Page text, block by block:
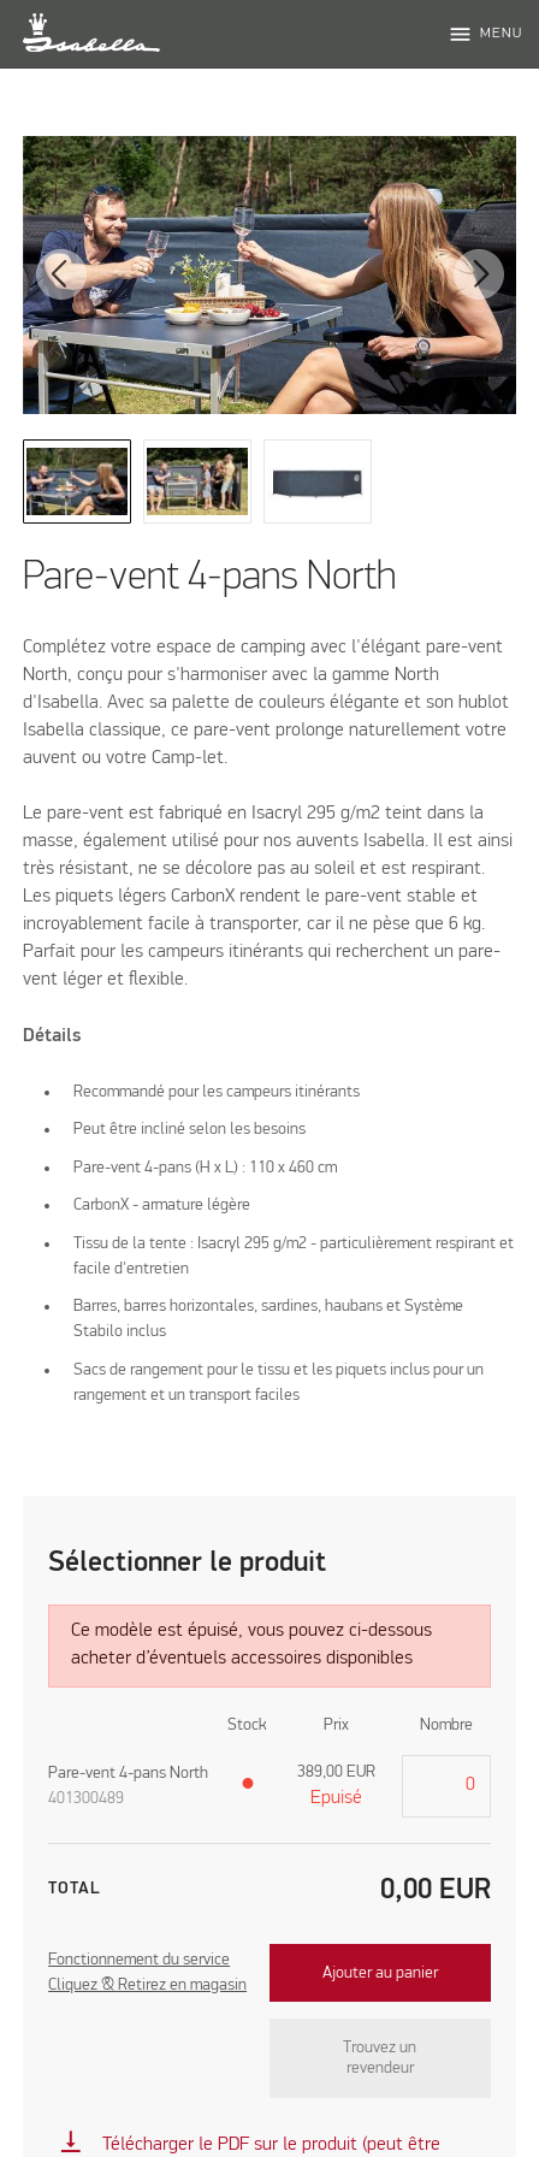
menu MENU
Pare-vent 4-pans North
Complétez votre espace de camping avec l'élégant pare-vent
North, conçu pour s'harmoniser avec la gamme North
d'Isabella. Avec sa palette de couleurs élégante et son hublot
Isabella classique, ce pare-vent prolonge naturellement votre
auvent ou votre Camp-let.
Le pare-vent est fabriqué en Isacryl 295 g/m2 teint dans la
masse, également utilisé pour nos auvents Isabella. Il est ainsi
très résistant, ne se décolore pas au soleil et est respirant.
Les piquets légers CarbonX rendent le pare-vent stable et
incroyablement facile à transporter, car il ne pèse que 6 kg.
Parfait pour les campeurs itinérants qui recherchent un pare-
vent léger et flexible.
Détails
Recommandé pour les campeurs itinérants
Peut être incliné selon les besoins
Pare-vent 4-pans (H x L) : 110 x 460 cm
CarbonX - armature légère
Tissu de la tente : Isacryl 295 g/m2 - particulièrement respirant et
facile d'entretien
Barres, barres horizontales, sardines, haubans et Système
Stabilo inclus
Sacs de rangement pour le tissu et les piquets inclus pour un
rangement et un transport faciles
Sélectionner le produit
Ce modèle est épuisé, vous pouvez ci-dessous
acheter d’éventuels accessoires disponibles
Stock Prix Nombre
Pare-vent 4-pans North
401300489
●
389,00 EUR
Epuisé
TOTAL 0,00 EUR
Fonctionnement du service
Cliquez & Retirez en magasin
Ajouter au panier
Trouvez un
revendeur
vertical_align_bottom Télécharger le PDF sur le produit (peut être